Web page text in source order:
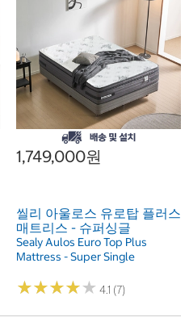
1,749,000원
씰리 아울로스 유로탑 플러스
매트리스 - 슈퍼싱글
Sealy Aulos Euro Top Plus
Mattress - Super Single
★★★★★
★★★★★ 4.1 (7)